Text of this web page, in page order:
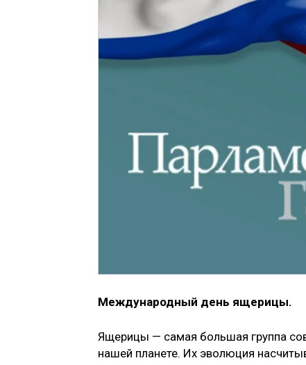
Международный день ящерицы.
Ящерицы — самая большая группа
нашей планете. Их эволюция